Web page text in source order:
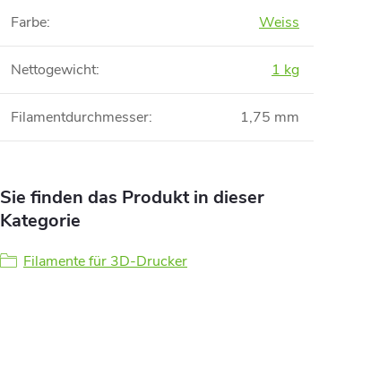
Farbe: Weiss
Nettogewicht: 1 kg
Filamentdurchmesser: 1,75 mm
Sie finden das Produkt in dieser
Kategorie
Filamente für 3D-Drucker